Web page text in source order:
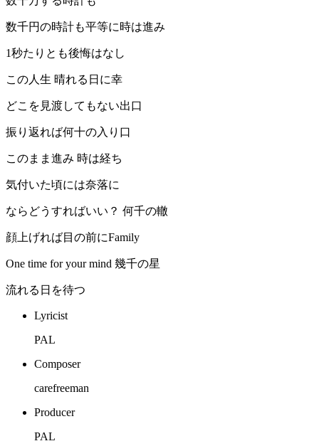
数千円の時計も平等に時は進み
1秒たりとも後悔はなし
この人生 晴れる日に幸
どこを見渡してもない出口
振り返れば何十の入り口
このまま進み 時は経ち
気付いた頃には奈落に
ならどうすればいい？ 何千の轍
顔上げれば目の前にFamily
One time for your mind 幾千の星
流れる日を待つ
Lyricist
PAL
Composer
carefreeman
Producer
PAL